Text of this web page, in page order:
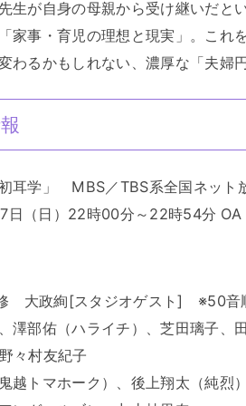
生が自身の母親から受け継いだと
家事・育児の理想と現実」。これ
わるかもしれない、濃厚な「夫婦
初耳学」 MBS／TBS系全国ネット
日（日）22時00分～22時54分 OA
大政絢[スタジオゲスト] ※50音
澤部佑（ハライチ）、芝田璃子、
々村友紀子
越トマホーク）、後上翔太（純烈